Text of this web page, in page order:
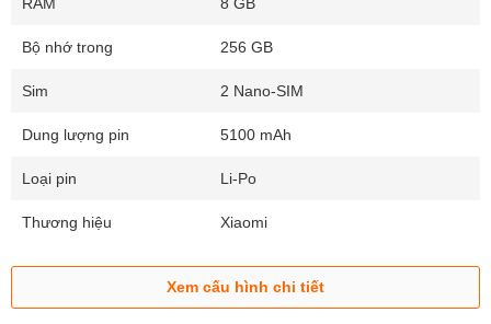
RAM 8 GB
Bộ nhớ trong 256 GB
Sim 2 Nano-SIM
Dung lượng pin 5100 mAh
Loại pin Li-Po
Thương hiệu Xiaomi
Xem cấu hình chi tiết